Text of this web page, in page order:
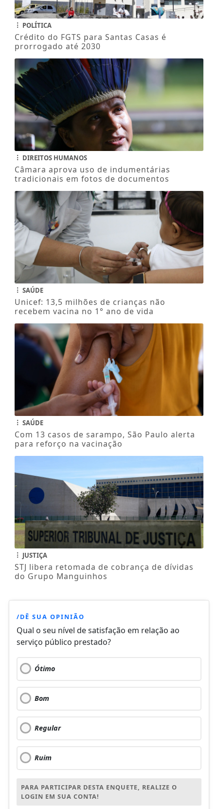
POLÍTICA
Crédito do FGTS para Santas Casas é
prorrogado até 2030
DIREITOS HUMANOS
Câmara aprova uso de indumentárias
tradicionais em fotos de documentos
SAÚDE
Unicef: 13,5 milhões de crianças não
recebem vacina no 1° ano de vida
SAÚDE
Com 13 casos de sarampo, São Paulo alerta
para reforço na vacinação
JUSTIÇA
STJ libera retomada de cobrança de dívidas
do Grupo Manguinhos
/DÊ SUA OPINIÃO
Qual o seu nível de satisfação em relação ao
serviço público prestado?
Ótimo
Bom
Regular
Ruim
PARA PARTICIPAR DESTA ENQUETE, REALIZE O
LOGIN EM SUA CONTA!